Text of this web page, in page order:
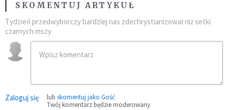
SKOMENTUJ ARTYKUŁ
Tydzień przedwyborczy bardziej nas zdechrystianizował niż setki
czarnych mszy
Zaloguj się lub skomentuj jako Gość
Twój komentarz będzie moderowany